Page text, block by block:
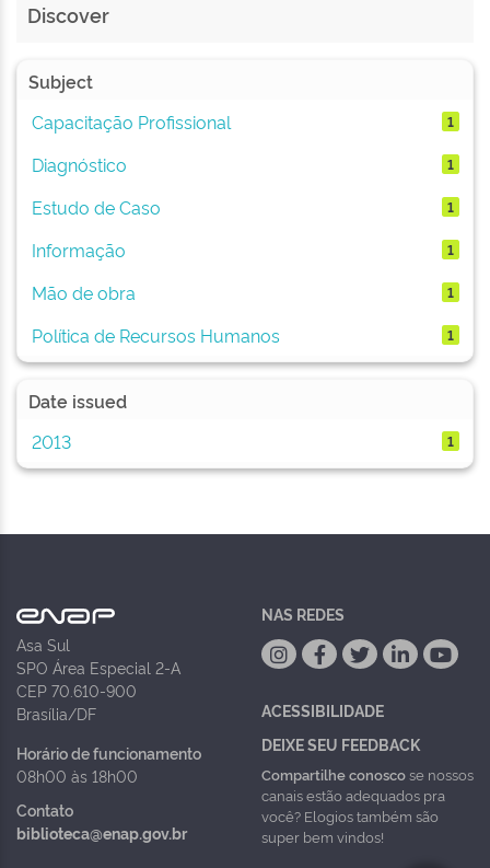
Discover
Subject
Capacitação Profissional
1
Diagnóstico 1
Estudo de Caso 1
Informação 1
Mão de obra 1
Política de Recursos Humanos 1
Date issued
2013
1
Asa Sul
SPO Área Especial 2-A
CEP 70.610-900
Brasília/DF
Horário de funcionamento
08h00 às 18h00
Contato
biblioteca@enap.gov.br
NAS REDES
ACESSIBILIDADE
DEIXE SEU FEEDBACK
Compartilhe conoscose nossos
canais estão adequados pra
você? Elogios também são
super bem vindos!